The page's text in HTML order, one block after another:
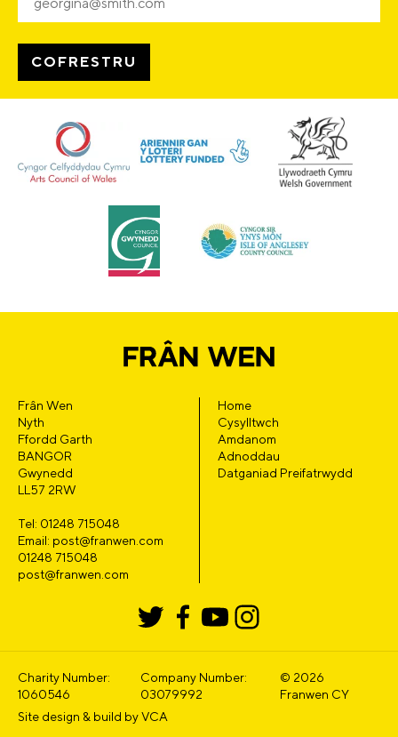
Frân Wen
Nyth
Ffordd Garth
BANGOR
Gwynedd
LL57 2RW
Tel: 01248 715048
Email: post@franwen.com
01248 715048
post@franwen.com
Home
Cysylltwch
Amdanom
Adnoddau
Datganiad Preifatrwydd
Charity Number:
1060546
Company Number:
03079992
© 2026
Franwen CY
Site design & build byVCA